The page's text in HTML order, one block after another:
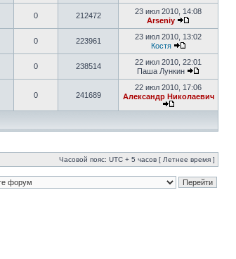
0 212472
23 июл 2010, 14:08
Arseniy
0 223961
23 июл 2010, 13:02
Костя
0 238514
22 июл 2010, 22:01
Паша Лункин
0 241689
22 июл 2010, 17:06
Александр Николаевич
Часовой пояс: UTC + 5 часов [ Летнее время ]